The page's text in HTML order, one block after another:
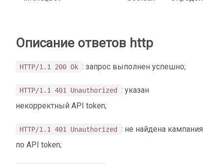
Описание ответов http
HTTP/1.1 200 Ok : запрос выполнен успешно;
HTTP/1.1 401 Unauthorized
: указан
некорректный API token;
HTTP/1.1 401 Unauthorized
: не найдена кампания
по API token;